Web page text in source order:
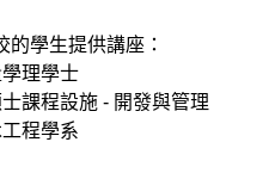
學生提供講座：
理學士
課程設施 - 開發與管理
程學系